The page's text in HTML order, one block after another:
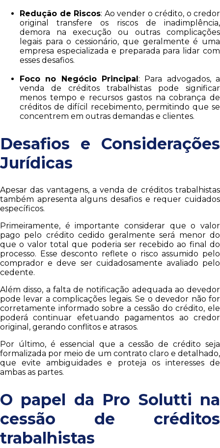
Redução de Riscos: Ao vender o crédito, o credor
original transfere os riscos de inadimplência,
demora na execução ou outras complicações
legais para o cessionário, que geralmente é uma
empresa especializada e preparada para lidar com
esses desafios.
Foco no Negócio Principal : Para advogados, a
venda de créditos trabalhistas pode significar
menos tempo e recursos gastos na cobrança de
créditos de difícil recebimento, permitindo que se
concentrem em outras demandas e clientes.
Desafios e Considerações
Jurídicas
Apesar das vantagens, a venda de créditos trabalhistas
também apresenta alguns desafios e requer cuidados
específicos.
Primeiramente, é importante considerar que o valor
pago pelo crédito cedido geralmente será menor do
que o valor total que poderia ser recebido ao final do
processo. Esse desconto reflete o risco assumido pelo
comprador e deve ser cuidadosamente avaliado pelo
cedente.
Além disso, a falta de notificação adequada ao devedor
pode levar a complicações legais. Se o devedor não for
corretamente informado sobre a cessão do crédito, ele
poderá continuar efetuando pagamentos ao credor
original, gerando conflitos e atrasos.
Por último, é essencial que a cessão de crédito seja
formalizada por meio de um contrato claro e detalhado,
que evite ambiguidades e proteja os interesses de
ambas as partes.
O papel da Pro Solutti na
cessão de créditos
trabalhistas